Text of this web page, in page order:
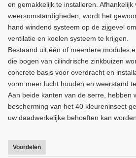
en gemakkelijk te installeren. Afhankelijk
weersomstandigheden, wordt het
hand windend systeem op de zijgevel
ventilatie en koelen systeem te krijgen.
Bestaand uit één of meerdere modules
die bogen van cilindrische zinkbuizen
concrete basis voor overdracht en
vorm meer lucht houden en weerstand
Aan beide kanten van de serre, hebben
bescherming van het 40 kleureninsect
uw daadwerkelijke behoeften kan
Voordelen